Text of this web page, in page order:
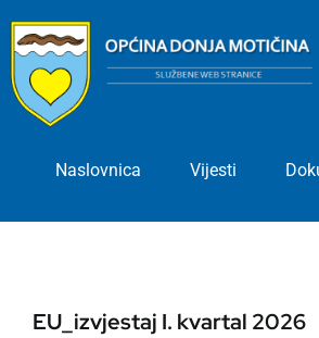
content
Naslovnica Vijesti
EU_izvjestaj I. kvartal 2026